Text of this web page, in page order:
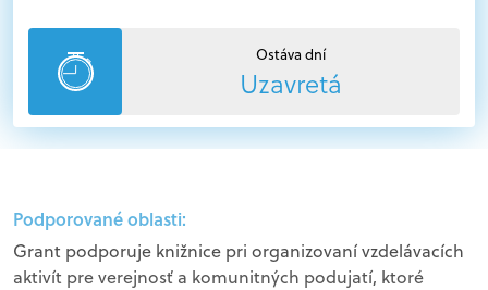
Ostáva dní
Uzavretá
Podporované oblasti:
Grant podporuje knižnice pri organizovaní vzdelávacích
aktivít pre verejnosť a komunitných podujatí, ktoré